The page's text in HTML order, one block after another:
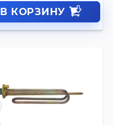
В КОРЗИНУ